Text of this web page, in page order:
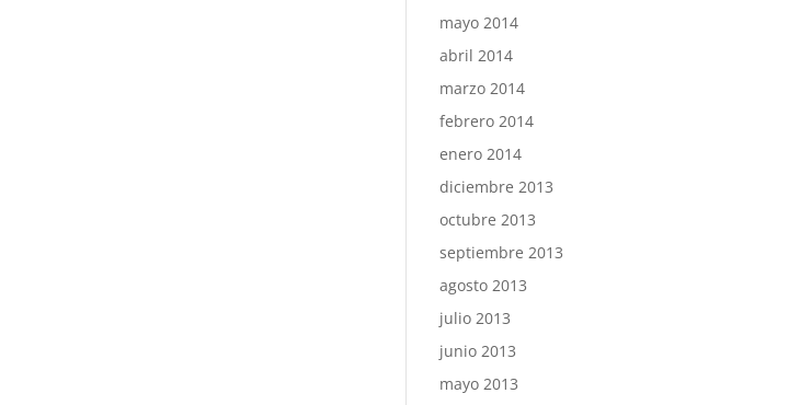
mayo 2014
abril 2014
marzo 2014
febrero 2014
enero 2014
diciembre 2013
octubre 2013
septiembre 2013
agosto 2013
julio 2013
junio 2013
mayo 2013